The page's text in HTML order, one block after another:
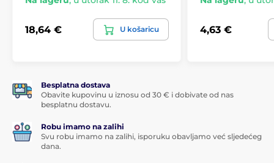
18,64 € U košaricu 4,63 €
Besplatna dostava
Obavite kupovinu u iznosu od 30 € i dobivate od nas
besplatnu dostavu.
Robu imamo na zalihi
Svu robu imamo na zalihi, isporuku obavljamo već sljedećeg
dana.